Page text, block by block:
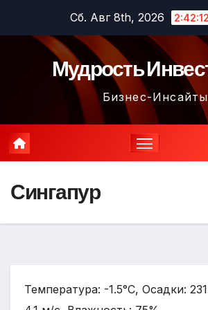
содержимому
Сб. Авг 8th, 2026
Мудрость
Бизнес-Инсайты
Сингапур
Температура: -1.5°C, Осадки: